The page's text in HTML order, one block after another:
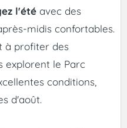
l'été avec des
midis confortables.
à profiter des
explorent le Parc
conditions,
d'août.